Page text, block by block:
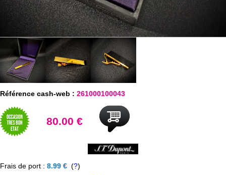
Référence cash-web : 261000100043
80.00 €
Frais de port : 8.99 € (?)